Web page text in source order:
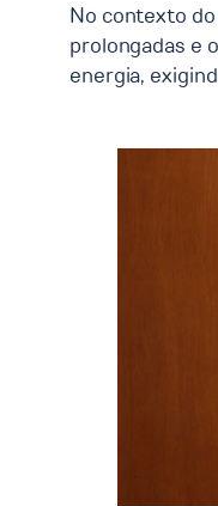
No contexto
prolongadas e
energia,